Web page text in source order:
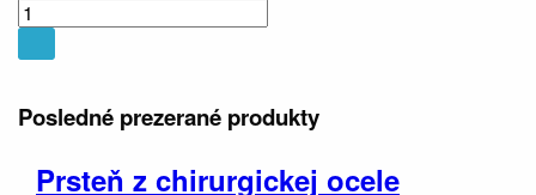
Posledné prezerané produkty
Prsteň z chirurgickej ocele